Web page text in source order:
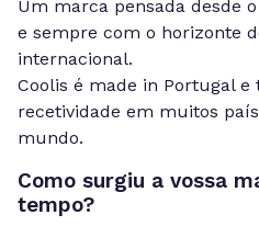
Um marca pensada desde
e sempre com o horizonte
internacional.
Coolis é made in Portugal
recetividade em muitos
mundo.
Como surgiu a vossa
tempo?